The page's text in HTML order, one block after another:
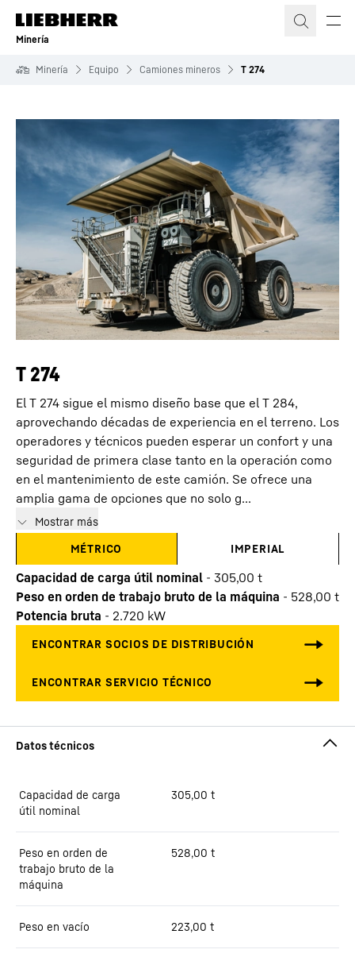
Minería
Minería Equipo Camiones mineros T 274
T 274
El T 274 sigue el mismo diseño base que el T 284,
aprovechando décadas de experiencia en el terreno. Los
operadores y técnicos pueden esperar un confort y una
seguridad de primera clase tanto en la operación como
en el mantenimiento de este camión. Se ofrece una
amplia gama de opciones que no solo g...
Mostrar más
MÉTRICO
IMPERIAL
Capacidad de carga útil nominal - 305,00 t
Peso en orden de trabajo bruto de la máquina - 528,00 t
Potencia bruta - 2.720 kW
Capacidad de carga
útil nominal
305,00 t
Peso en orden de
trabajo bruto de la
máquina
528,00 t
Peso en vacío 223,00 t